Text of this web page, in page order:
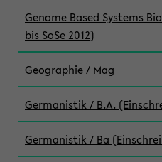
Genome Based Systems
bis SoSe 2012)
Geographie / Mag
Germanistik / B.A.
Germanistik / Ba